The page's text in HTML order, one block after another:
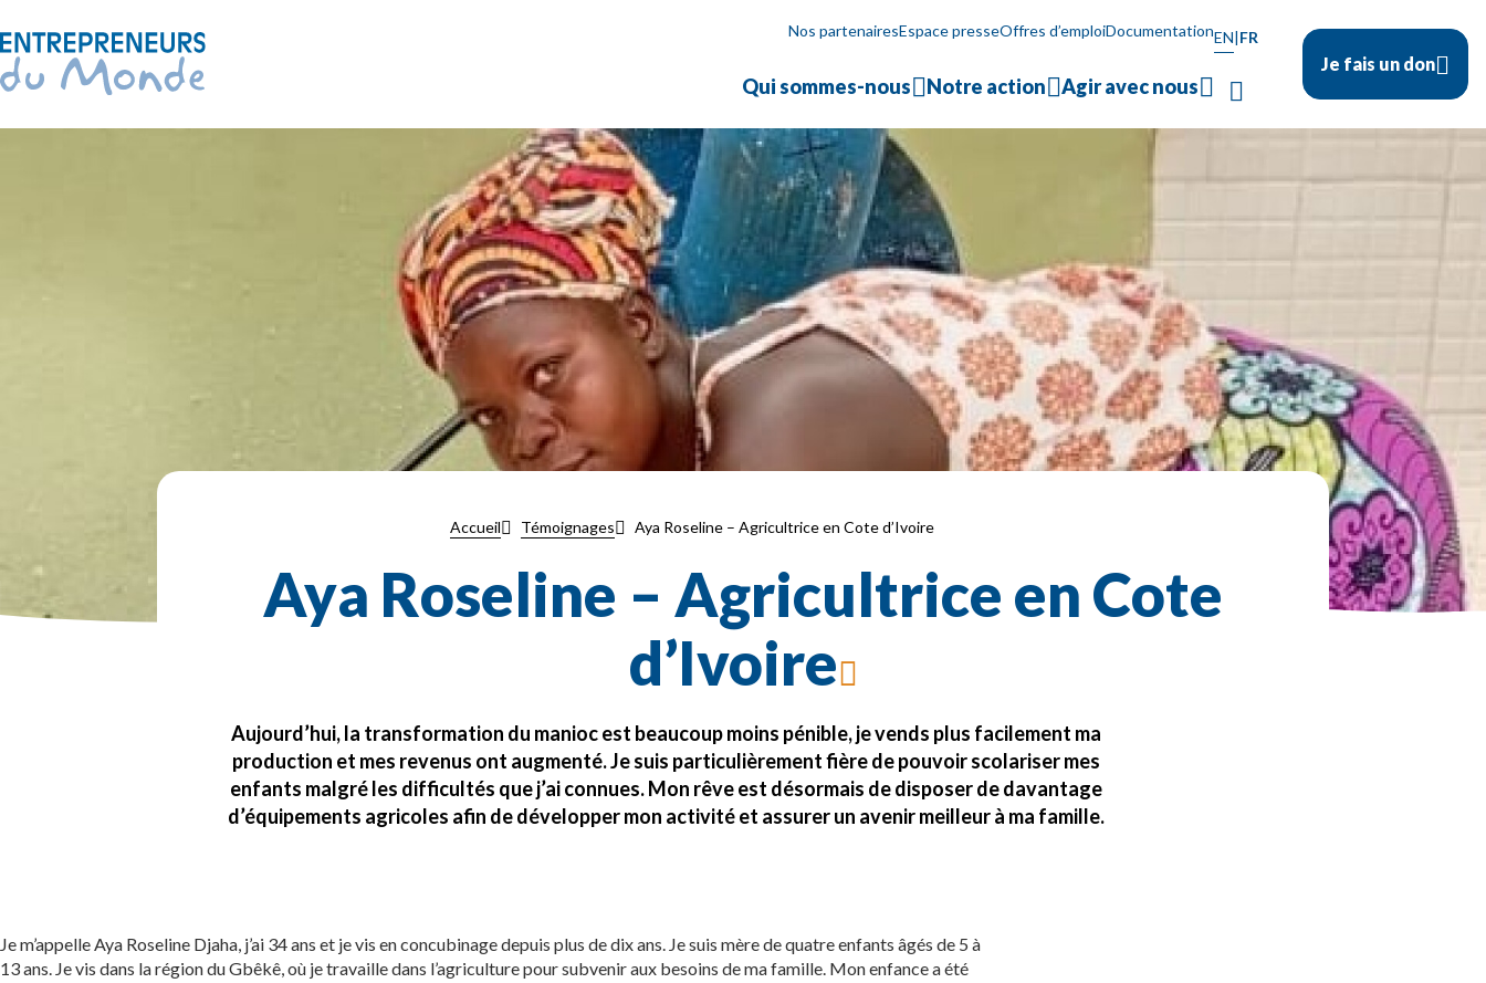
Nos partenairesEspace presseOffres d’emploiDocumentationEN|FR
Qui sommes-nous Notre action Agir avec nous
Je fais un don
Accueil Témoignages Aya Roseline – Agricultrice en Cote d’Ivoire
Aya Roseline – Agricultrice en Cote
d’Ivoire
Aujourd’hui, la transformation du manioc est beaucoup moins pénible, je vends plus facilement ma
production et mes revenus ont augmenté. Je suis particulièrement fière de pouvoir scolariser mes
enfants malgré les difficultés que j’ai connues. Mon rêve est désormais de disposer de davantage
d’équipements agricoles afin de développer mon activité et assurer un avenir meilleur à ma famille.
Je m’appelle Aya Roseline Djaha, j’ai 34 ans et je vis en concubinage depuis plus de dix ans. Je suis mère de quatre enfants âgés de 5 à
13 ans. Je vis dans la région du Gbêkê, où je travaille dans l’agriculture pour subvenir aux besoins de ma famille. Mon enfance a été